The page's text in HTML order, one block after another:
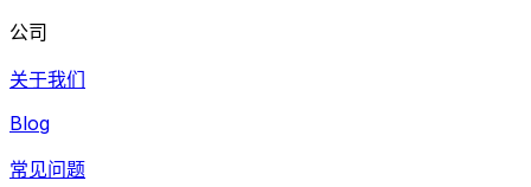
公司
关于我们
Blog
常见问题